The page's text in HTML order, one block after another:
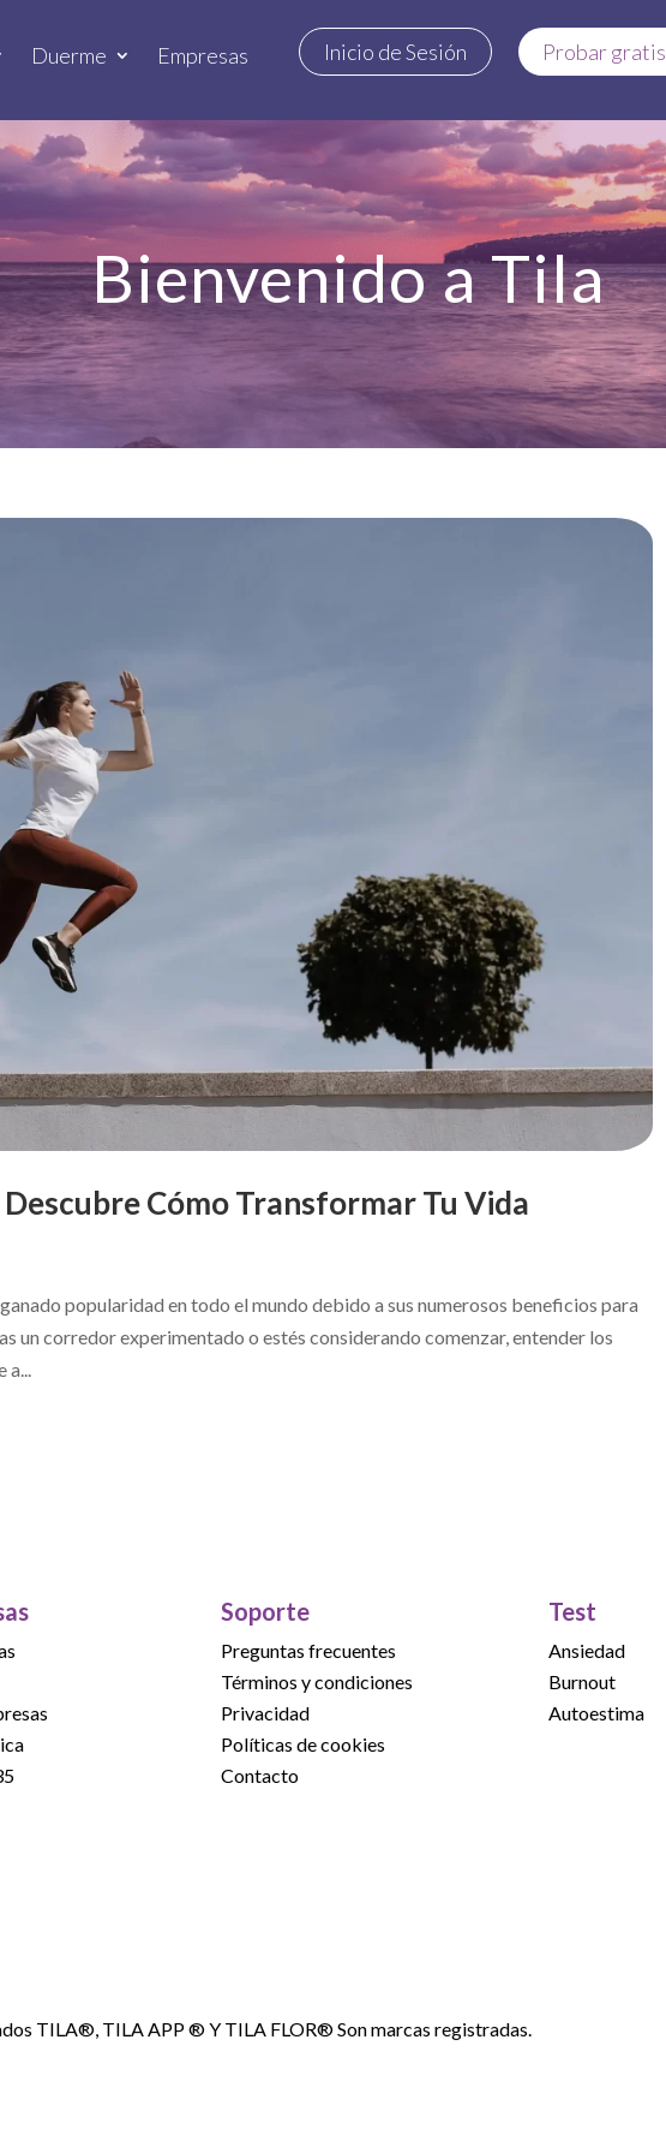
Duerme Empresas Inicio de Sesión Probar gratis
Bienvenido a Tila
Cómo Transformar Tu Vida
popularidad en todo el mundo debido a sus numerosos beneficios para
un corredor experimentado o estés considerando comenzar, entender los
a...
Soporte
Preguntas frecuentes
Términos y condiciones
Privacidad
Políticas de cookies
Contacto
Test
Ansiedad
Burnout
Autoestima
TILA®, TILA APP ® Y TILA FLOR® Son marcas registradas.